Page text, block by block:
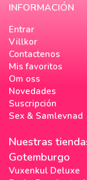
INFORMACIÓN
Entrar
Villkor
Contactenos
Mis favoritos
Om oss
Novedades
Suscripción
Sex & Samlevnad
Nuestras
Gotemburgo
Vuxenkul Deluxe